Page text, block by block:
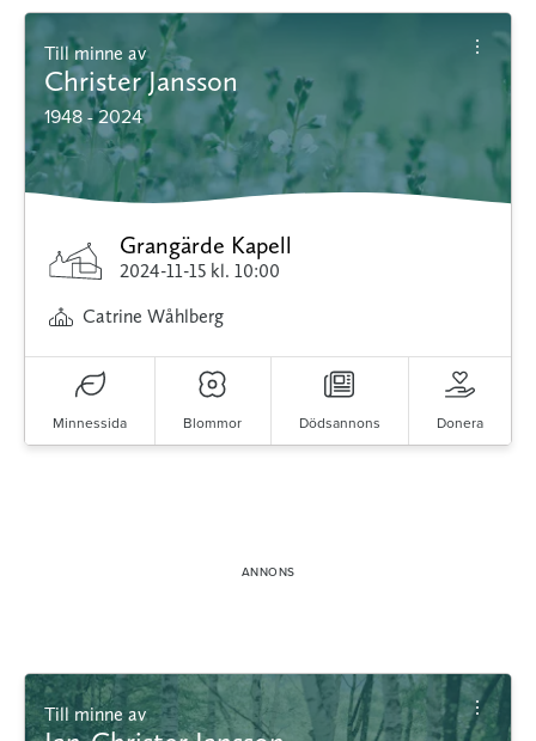
Till minne av
Christer Jansson
1948 - 2024
Grangärde Kapell
2024-11-15 kl. 10:00
Catrine Wåhlberg
Minnessida Blommor Dödsannons Donera
Till minne av